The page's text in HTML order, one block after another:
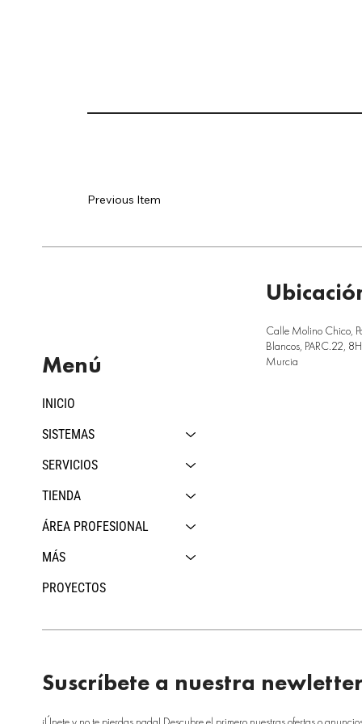
Previous Item
INICIO
SISTEMAS
SERVICIOS
TIENDA
ÁREA PROFESIONAL
MÁS
PROYECTOS
Menú
Calle Molino Chico,
Blancos, PARC.22,
Murcia
Suscríbete a nuestra newletter